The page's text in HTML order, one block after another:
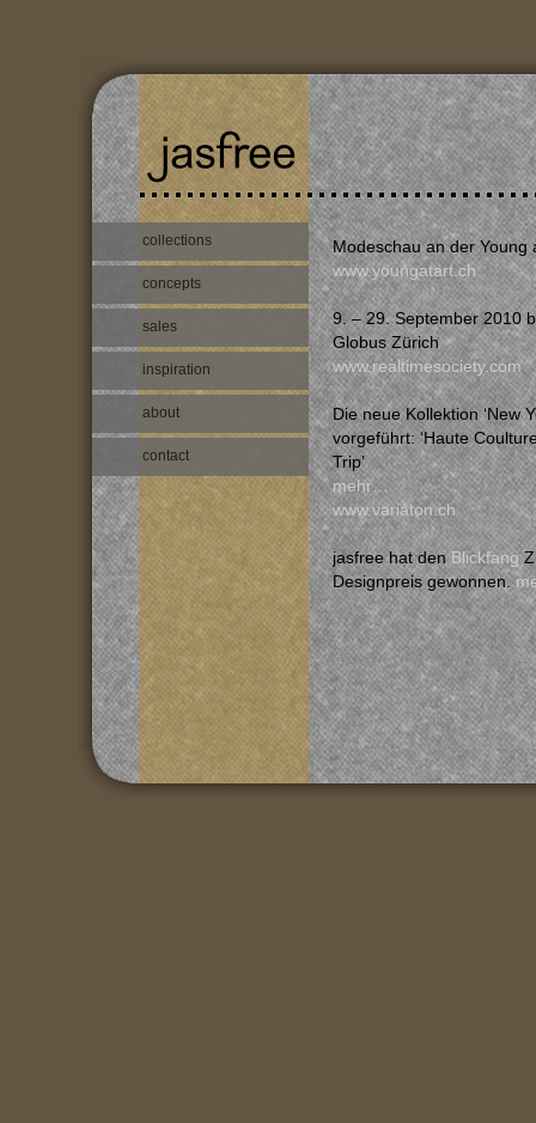
collections
concepts
sales
inspiration
about
contact
Modeschau an der Young
www.youngatart.ch
9. – 29. September 2010
Globus Zürich
www.realtimesociety.com
Die neue Kollektion ‘New
vorgeführt: ‘Haute
Trip’
mehr…
www.variaton.ch
jasfree hat denBlickfang
Designpreis gewonnen.